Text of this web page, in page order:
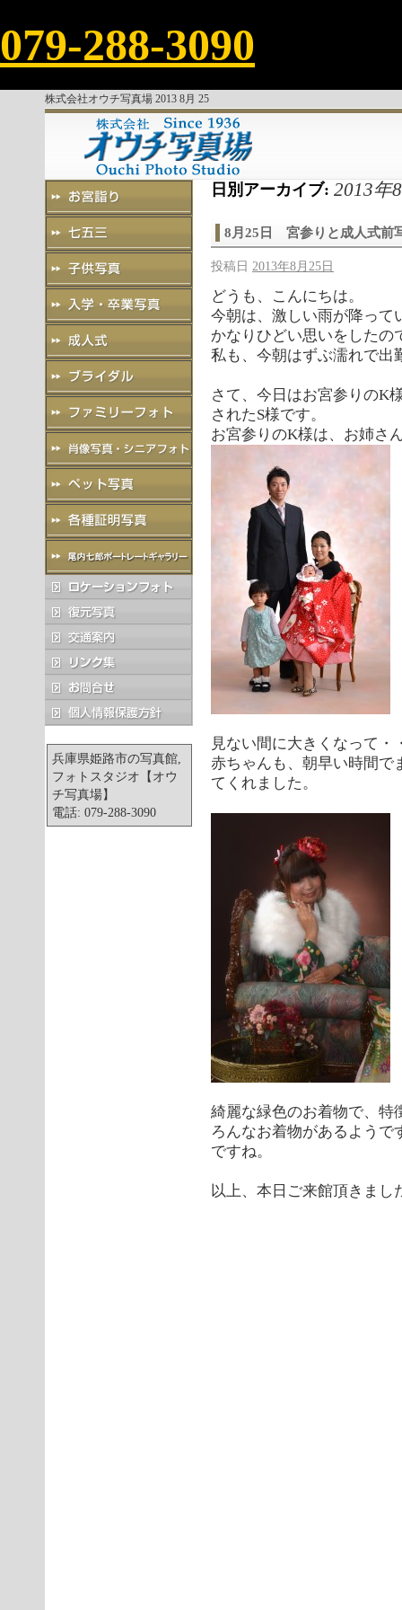
079-288-3090
株式会社オウチ写真場 2013 8月 25
兵庫県姫路市の写真館,
フォトスタジオ【オウ
チ写真場】
電話: 079-288-3090
日別アーカイブ: 2013年
8月25日 宮参りと成人式前
投稿日 2013年8月25日
どうも、こんにちは。
今朝は、激しい雨が降って
かなりひどい思いをしたの
私も、今朝はずぶ濡れで出
さて、今日はお宮参りのK
されたS様です。
お宮参りのK様は、お姉さ
見ない間に大きくなって
赤ちゃんも、朝早い時間で
てくれました。
綺麗な緑色のお着物で、特
ろんなお着物があるよう
ですね。
以上、本日ご来館頂きまし